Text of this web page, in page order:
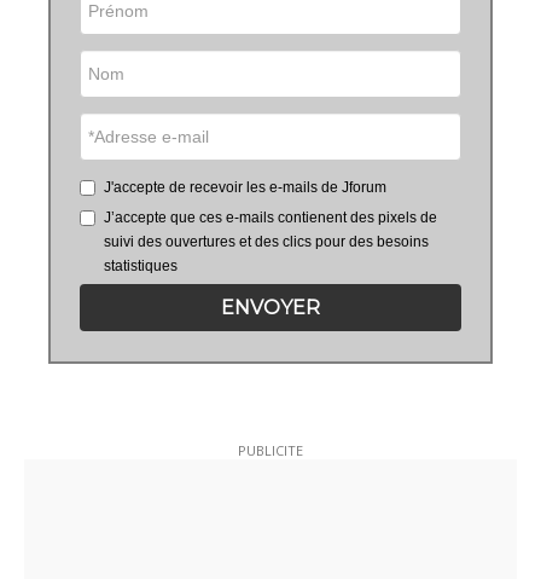
J'accepte de recevoir les e-mails de Jforum
J’accepte que ces e-mails contienent des pixels de
suivi des ouvertures et des clics pour des besoins
statistiques
ENVOYER